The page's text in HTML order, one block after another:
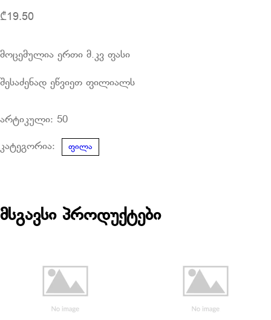
₾19.50
მოცემულია ერთი მ.კვ ფასი
შესაძენად ეწვიეთ ფილიალს
არტიკული: 50
კატეგორია: ფილა
მსგავსი პროდუქტები